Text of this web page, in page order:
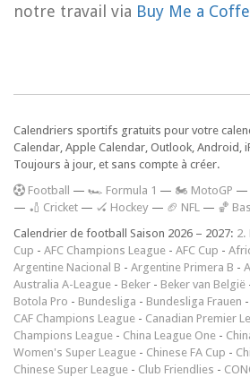
notre travail via Buy Me a
Calendriers sportifs gratuits pour votre
Calendar, Apple Calendar, Outlook, Android,
Toujours à jour, et sans compte à créer.
Football — 🏎️ Formula 1 — 🏍 MotoGP —
— 🏏 Cricket — 🏑 Hockey — 🏈 NFL — 🏀
Calendrier de football Saison 2026 – 2027: 2.
Cup - AFC Champions League - AFC Cup -
Argentine Nacional B - Argentine Primera B -
Australia A-League - Beker - Beker van België
Botola Pro - Bundesliga - Bundesliga Frauen -
CAF Champions League - Canadian Premier
Champions League - China League One -
Women's Super League - Chinese FA Cup -
Chinese Super League - Club Friendlies -